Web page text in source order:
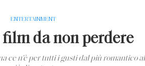
ENTERTAINMENT
da non perdere
ce n'è per tutti i gusti dal più romantico al